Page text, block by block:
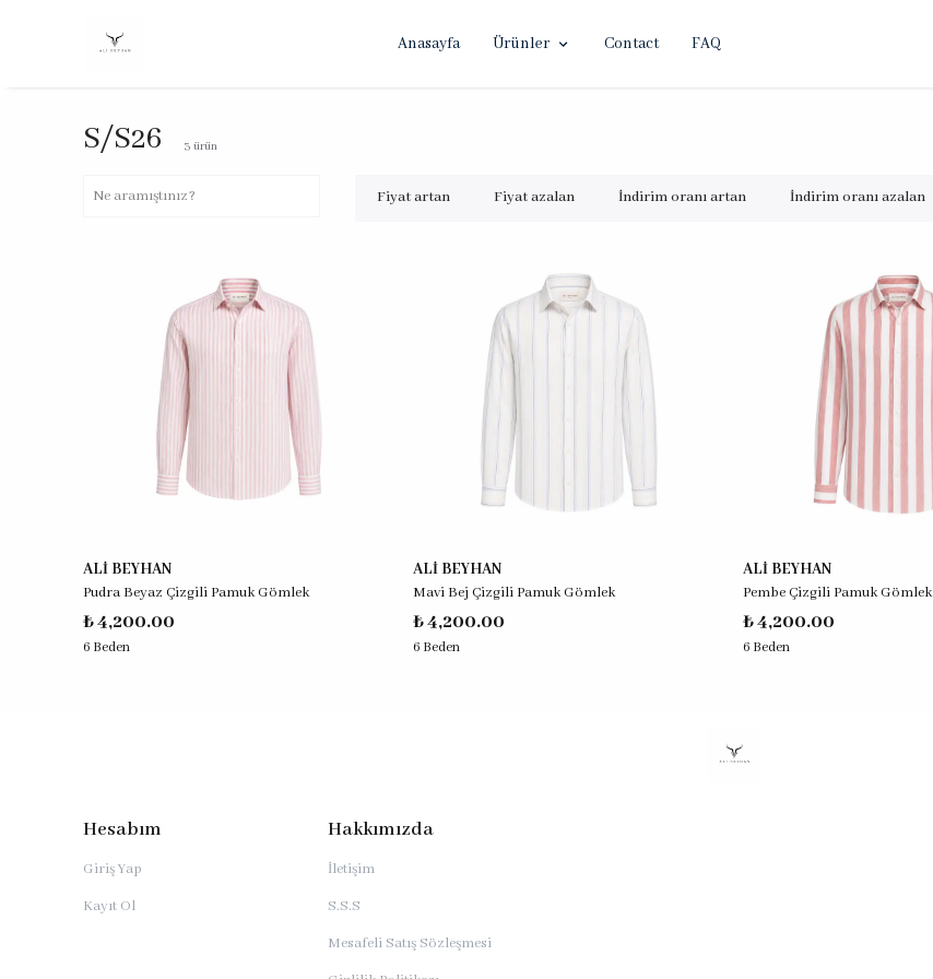
Anasayfa Ürünler Contact FAQ
S/S26 3 ürün
Fiyat artan Fiyat azalan İndirim oranı artan İndirim oranı azalan
ALİ BEYHAN
Pudra Beyaz Çizgili Pamuk Gömlek
₺ 4,200.00
6 Beden
ALİ BEYHAN
Mavi Bej Çizgili Pamuk Gömlek
₺ 4,200.00
6 Beden
ALİ BEYHAN
Pembe Çizgili Pamuk Gömlek
₺ 4,200.00
6 Beden
Hesabım
Giriş Yap
Kayıt Ol
Hakkımızda
İletişim
S.S.S
Mesafeli Satış Sözleşmesi